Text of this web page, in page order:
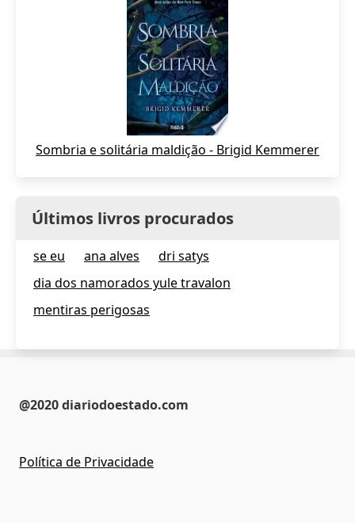
Sombria e solitária maldição - Brigid Kemmerer
Últimos livros procurados
se eu ana alves
dri satys
dia dos namorados yule travalon
mentiras perigosas
@2020 diariodoestado.com
Política de Privacidade